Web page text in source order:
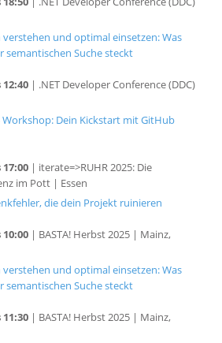
und optimal einsetzen: Was
semantischen Suche steckt
12:40| .NET Developer Conference (DDC)
Workshop: Dein Kickstart mit GitHub
17:00| iterate=>RUHR 2025: Die
im Pott | Essen
die dein Projekt ruinieren
10:00| BASTA! Herbst 2025 | Mainz,
und optimal einsetzen: Was
semantischen Suche steckt
11:30| BASTA! Herbst 2025 | Mainz,